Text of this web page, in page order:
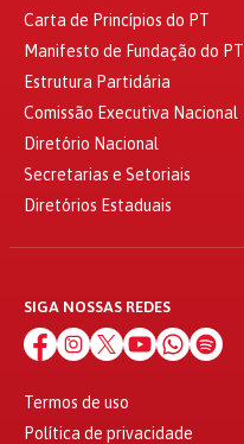
Carta de Princípios do PT
Manifesto de Fundação do PT
Estrutura Partidária
Comissão Executiva Nacional
Diretório Nacional
Secretarias e Setoriais
Diretórios Estaduais
SIGA NOSSAS REDES
Termos de uso
Política de privacidade